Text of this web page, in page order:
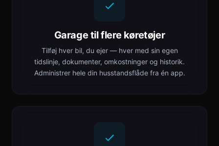
Garage til flere køretøjer
Tilføj hver bil, du ejer — hver med sin egen
tidslinje, dokumenter, omkostninger og historik.
Administrer hele din husstandsflåde fra én app.